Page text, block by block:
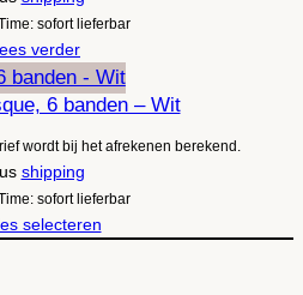
sofort lieferbar
verder
6 banden – Wit
wordt bij het afrekenen berekend.
shipping
sofort lieferbar
selecteren